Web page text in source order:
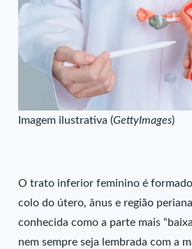
Imagem ilustrativa (GettyImages)
O trato inferior feminino é formado
colo do útero, ânus e região
conhecida como a parte mais
nem sempre seja lembrada com a